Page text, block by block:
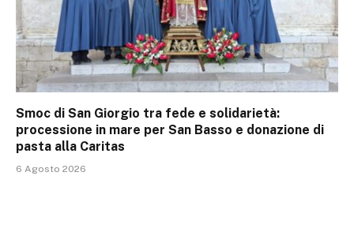
Smoc di San Giorgio tra fede e solidarietà:
processione in mare per San Basso e donazione di
pasta alla Caritas
6 Agosto 2026